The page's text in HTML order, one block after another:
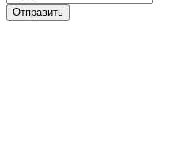
Отправить